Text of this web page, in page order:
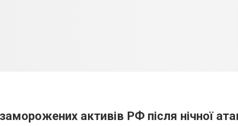
активів РФ після нічної